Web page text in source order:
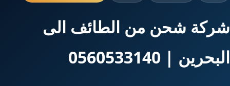
شركة شحن من الطائف الى
البحرين | 0560533140